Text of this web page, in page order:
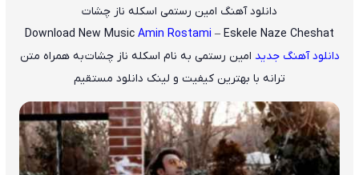
دانلود آهنگ امین رستمی اسکله ناز چشات
Download New Music Amin Rostami – Eskele Naze Cheshat
دانلود آهنگ جدید امین رستمی به نام اسکله ناز چشاتبه همراه متن
ترانه با بهترین کیفیت و لینک دانلود مستقیم